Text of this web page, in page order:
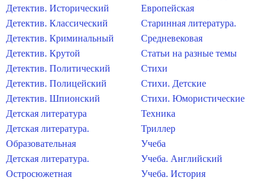
Детектив. Исторический
Детектив. Классический
Детектив. Криминальный
Детектив. Крутой
Детектив. Политический
Детектив. Полицейский
Детектив. Шпионский
Детская литература
Детская литература.
Образовательная
Детская литература.
Остросюжетная
Европейская
Старинная литература.
Средневековая
Статьи на разные темы
Стихи
Стихи. Детские
Стихи. Юмористические
Техника
Триллер
Учеба
Учеба. Английский
Учеба. История